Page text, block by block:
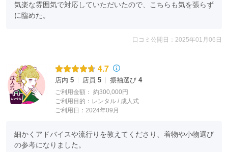
気楽な雰囲気で対応していただいたので、こちらも気を張らず
に臨めた。
口コミ公開日：2025年01月06日
4.7
店内 5 店員 5 振袖選び 4
ご利用金額： 約300,000円
ご利用目的： レンタル / 成人式
ご利用日：2024年09月
細かくアドバイスや流行りを教えてくださり、着物や小物選び
の参考になりました。